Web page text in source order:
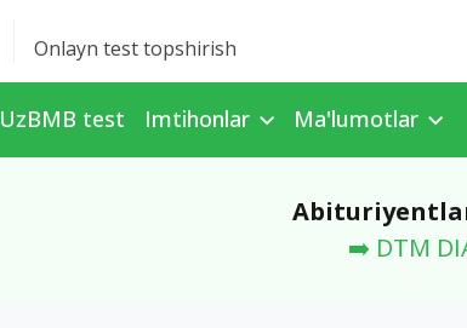
Onlayn test topshirish
UzBMB test Imtihonlar Ma'lumotlar
➡️ DTM